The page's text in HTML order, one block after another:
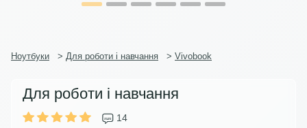
Ноутбуки > Для роботи і навчання > Vivobook
Для роботи і навчання
14